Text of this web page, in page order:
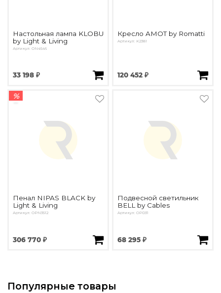
Настольная лампа KLOBU
by Light & Living
Артикул: ON4546
33 198 ₽
Кресло AMOT by Romatti
Артикул: K2381
120 452 ₽
%
Пенал NIPAS BLACK by
Light & Living
Артикул: OPN3512
306 770 ₽
Подвесной светильник
BELL by Cables
Артикул: OPD31
68 295 ₽
Популярные товары